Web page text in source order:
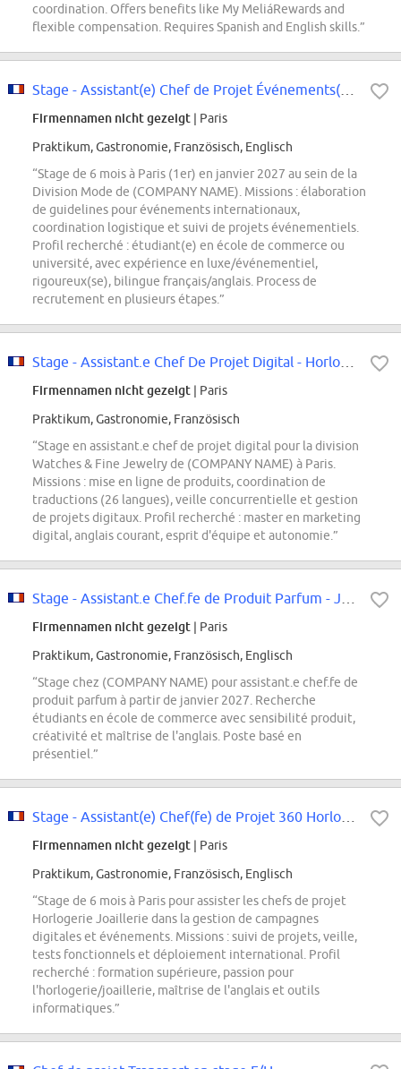
coordination. Offers benefits like My MeliáRewards and
flexible compensation. Requires Spanish and English skills.”
Firmennamen nicht gezeigt | Paris
Praktikum, Gastronomie, Französisch, Englisch
“Stage de 6 mois à Paris (1er) en janvier 2027 au sein de la
Division Mode de (COMPANY NAME). Missions : élaboration
de guidelines pour événements internationaux,
coordination logistique et suivi de projets événementiels.
Profil recherché : étudiant(e) en école de commerce ou
université, avec expérience en luxe/événementiel,
rigoureux(se), bilingue français/anglais. Process de
recrutement en plusieurs étapes.”
Firmennamen nicht gezeigt | Paris
Praktikum, Gastronomie, Französisch
“Stage en assistant.e chef de projet digital pour la division
Watches & Fine Jewelry de (COMPANY NAME) à Paris.
Missions : mise en ligne de produits, coordination de
traductions (26 langues), veille concurrentielle et gestion
de projets digitaux. Profil recherché : master en marketing
digital, anglais courant, esprit d'équipe et autonomie.”
Firmennamen nicht gezeigt | Paris
Praktikum, Gastronomie, Französisch, Englisch
“Stage chez (COMPANY NAME) pour assistant.e chef.fe de
produit parfum à partir de janvier 2027. Recherche
étudiants en école de commerce avec sensibilité produit,
créativité et maîtrise de l'anglais. Poste basé en
présentiel.”
Firmennamen nicht gezeigt | Paris
Praktikum, Gastronomie, Französisch, Englisch
“Stage de 6 mois à Paris pour assister les chefs de projet
Horlogerie Joaillerie dans la gestion de campagnes
digitales et événements. Missions : suivi de projets, veille,
tests fonctionnels et déploiement international. Profil
recherché : formation supérieure, passion pour
l'horlogerie/joaillerie, maîtrise de l'anglais et outils
informatiques.”